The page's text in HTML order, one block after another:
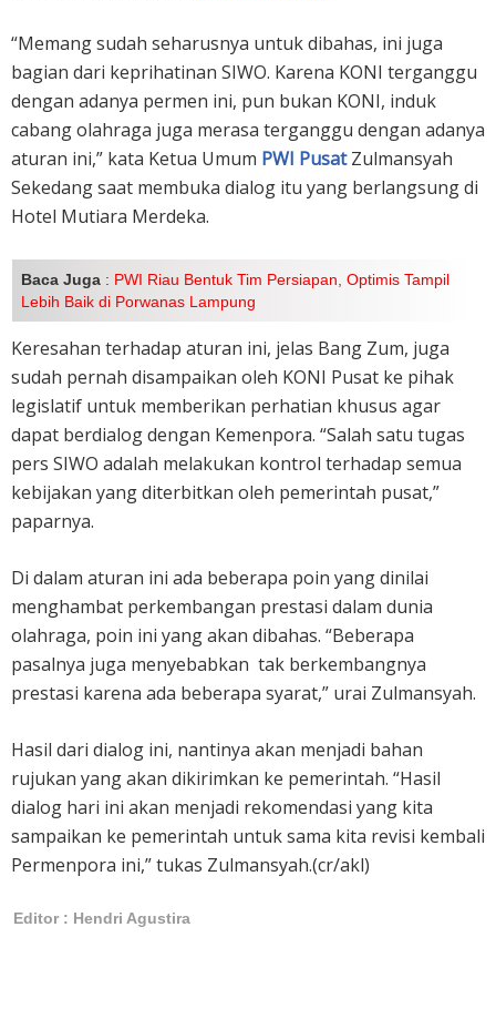
“Memang sudah seharusnya untuk dibahas, ini juga
bagian dari keprihatinan SIWO. Karena KONI terganggu
dengan adanya permen ini, pun bukan KONI, induk
cabang olahraga juga merasa terganggu dengan adanya
aturan ini,” kata Ketua Umum PWI PusatZulmansyah
Sekedang saat membuka dialog itu yang berlangsung di
Hotel Mutiara Merdeka.
Baca Juga : PWI Riau Bentuk Tim Persiapan, Optimis Tampil
Lebih Baik di Porwanas Lampung
Keresahan terhadap aturan ini, jelas Bang Zum, juga
sudah pernah disampaikan oleh KONI Pusat ke pihak
legislatif untuk memberikan perhatian khusus agar
dapat berdialog dengan Kemenpora. “Salah satu tugas
pers SIWO adalah melakukan kontrol terhadap semua
kebijakan yang diterbitkan oleh pemerintah pusat,”
paparnya.
Di dalam aturan ini ada beberapa poin yang dinilai
menghambat perkembangan prestasi dalam dunia
olahraga, poin ini yang akan dibahas. “Beberapa
pasalnya juga menyebabkan tak berkembangnya
prestasi karena ada beberapa syarat,” urai Zulmansyah.
Hasil dari dialog ini, nantinya akan menjadi bahan
rujukan yang akan dikirimkan ke pemerintah. “Hasil
dialog hari ini akan menjadi rekomendasi yang kita
sampaikan ke pemerintah untuk sama kita revisi kembali
Permenpora ini,” tukas Zulmansyah.(cr/akl)
Editor : Hendri Agustira